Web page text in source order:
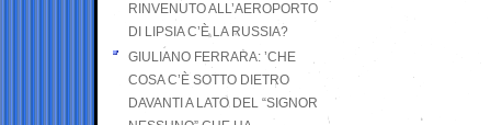
RINVENUTO ALL’AEROPORTO
DI LIPSIA C’È LA RUSSIA?
GIULIANO FERRARA: ’CHE
COSA C’È SOTTO DIETRO
DAVANTI A LATO DEL “SIGNOR